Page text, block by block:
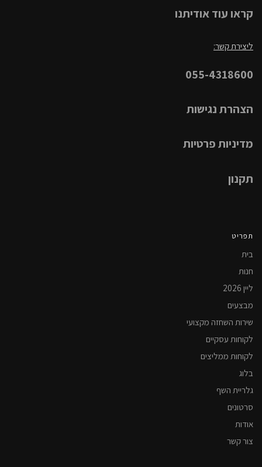
קראו עוד אודיתנו
ליצירת קשר:
055-4318600
הצהרת נגישות
מדיניות פרטיות
תקנון
תפריט
בית
חנות
ליין 2026
מבצעים
שירות השחזה מקצועי
לקוחות עסקיים
לקוחות ממליצים
בלוג
גלריית השף
סרטונים
אודות
צור קשר